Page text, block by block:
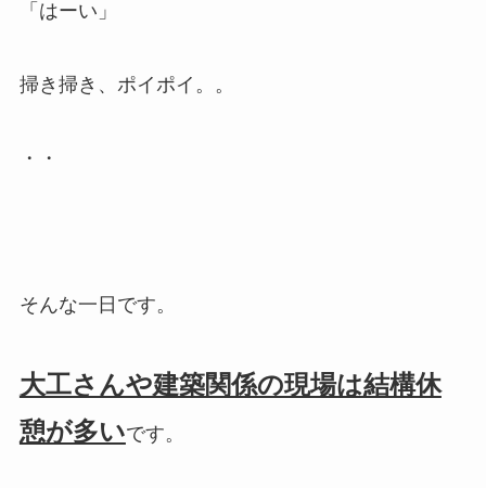
「はーい」
掃き掃き、ポイポイ。。
・・
そんな一日です。
大工さんや建築関係の現場は結構休
憩が多いです。